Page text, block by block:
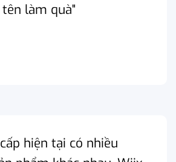
làm quà"
hiện tại có nhiều